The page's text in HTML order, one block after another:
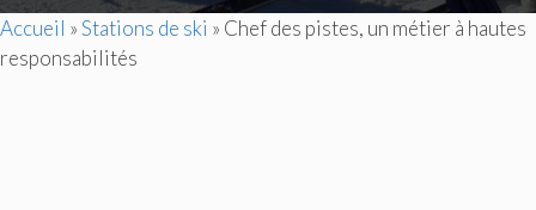
Accueil »Stations de ski » Chef des pistes, un métier à hautes
responsabilités